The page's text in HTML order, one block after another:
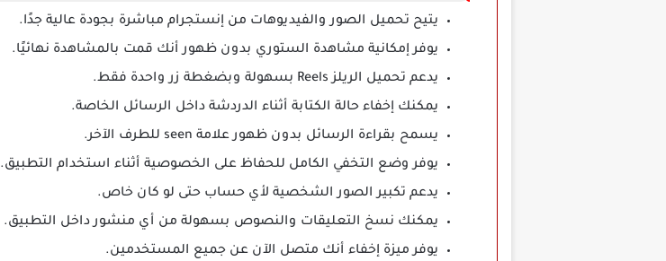
يتيح تحميل الصور والفيديوهات من إنستجرام مباشرة بجودة عالية جدًا.
يوفر إمكانية مشاهدة الستوري بدون ظهور أنك قمت بالمشاهدة نهائيًا.
يدعم تحميل الريلز Reels بسهولة وبضغطة زر واحدة فقط.
يمكنك إخفاء حالة الكتابة أثناء الدردشة داخل الرسائل الخاصة.
يسمح بقراءة الرسائل بدون ظهور علامة seen للطرف الآخر.
يوفر وضع التخفي الكامل للحفاظ على الخصوصية أثناء استخدام التطبيق.
يدعم تكبير الصور الشخصية لأي حساب حتى لو كان خاص.
يمكنك نسخ التعليقات والنصوص بسهولة من أي منشور داخل التطبيق.
يوفر ميزة إخفاء أنك متصل الآن عن جميع المستخدمين.